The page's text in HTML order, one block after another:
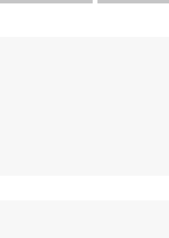
Alle Publikationen